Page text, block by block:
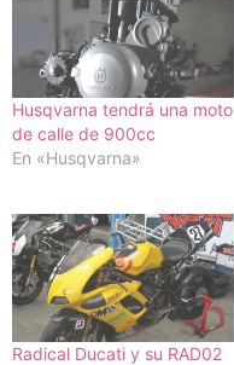
Husqvarna tendrá una moto
de calle de 900cc
En «Husqvarna»
Radical Ducati y su RAD02